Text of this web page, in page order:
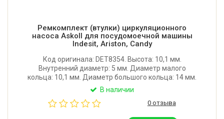
Ремкомплект (втулки) циркуляционного
насоса Askoll для посудомоечной машины
Indesit, Ariston, Candy
Код оригинала: DET8354. Высота: 10,1 мм.
Внутренний диаметр: 5 мм. Диаметр малого
кольца: 10,1 мм. Диаметр большого кольца: 14 мм.
Для насосов Askoll M233, M216, M311, M312, M96_3.
капролон. Цена указана за комплект.
В наличии
0 отзыва